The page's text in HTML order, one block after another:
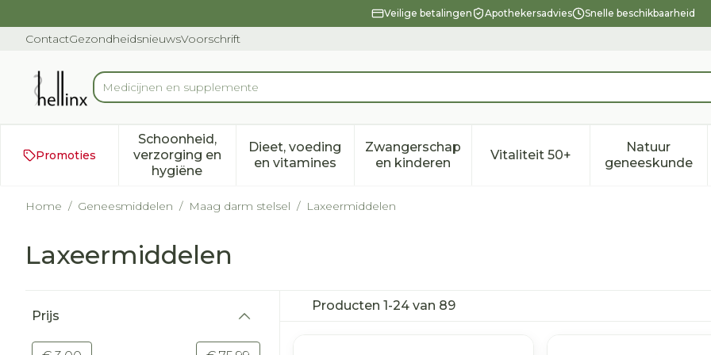
Veilige betalingen Apothekersadvies Snelle beschikbaarheid
ContactGezondheidsnieuwsVoorschrift
Product, merk, categorie...
Promoties
Schoonheid,
verzorging en
hygiëne
Toon submenu voor Schoonheid, verzorging en hygiëne categorie
Dieet, voeding
en vitaminesToon submenu voor Dieet, voeding en vitamines categorie
Zwangerschap
en kinderenToon submenu voor Zwangerschap en
Vitaliteit 50+Toon submenu voor
Natuur
geneeskunde
Toon
Home / Geneesmiddelen / Maag darm stelsel / Laxeermiddelen
Laxeermiddelen
Prijs
Producten 1-24 van 89